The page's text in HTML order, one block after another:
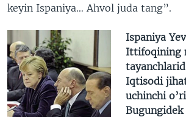
keyin Ispaniya… Ahvol juda tang”.
Ispaniya
Ittifoqining
Iqtisodi
uchinchi